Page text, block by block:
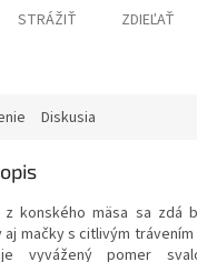
STRÁŽIŤ ZDIEĽAŤ
Diskusia
konského mäsa sa zdá
mačky s citlivým
vyvážený pomer